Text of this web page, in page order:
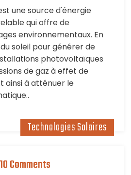
une source d'énergie
qui offre de
environnementaux. En
soleil pour générer de
photovoltaïques
de gaz à effet de
ainsi à atténuer le
Technologies Solaires
10 Comments